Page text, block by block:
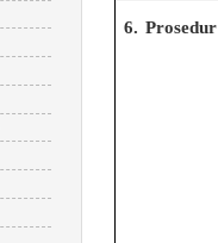
6. Prosedur